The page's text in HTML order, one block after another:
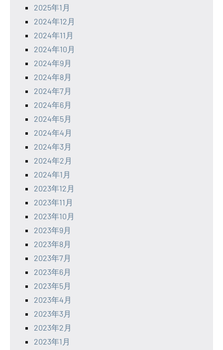
2025年1月
2024年12月
2024年11月
2024年10月
2024年9月
2024年8月
2024年7月
2024年6月
2024年5月
2024年4月
2024年3月
2024年2月
2024年1月
2023年12月
2023年11月
2023年10月
2023年9月
2023年8月
2023年7月
2023年6月
2023年5月
2023年4月
2023年3月
2023年2月
2023年1月